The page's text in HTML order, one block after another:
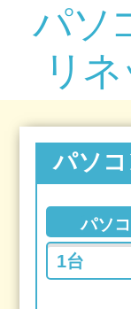
パソ
リ
パソ
パソ